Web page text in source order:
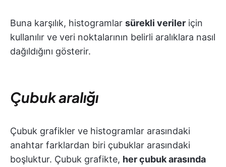
Buna karşılık, histogramlar sürekli veriler için
kullanılır ve veri noktalarının belirli aralıklara nasıl
dağıldığını gösterir.
Çubuk aralığı
Çubuk grafikler ve histogramlar arasındaki
anahtar farklardan biri çubuklar arasındaki
boşluktur. Çubuk grafikte, her çubuk arasında